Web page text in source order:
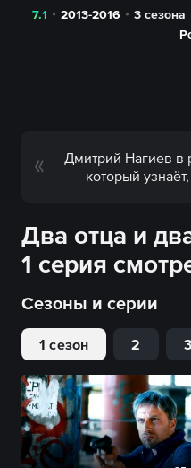
7.1 2013-2016 3 сезона
Дмитрий Нагиев в
который
Два отца и
1 серия
Сезоны и серии
1 сезон 2 3